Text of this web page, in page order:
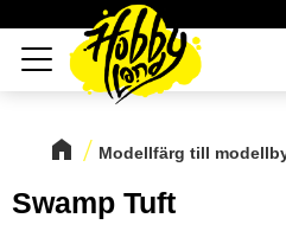
Meny
Modellfärg till
Swamp Tuft